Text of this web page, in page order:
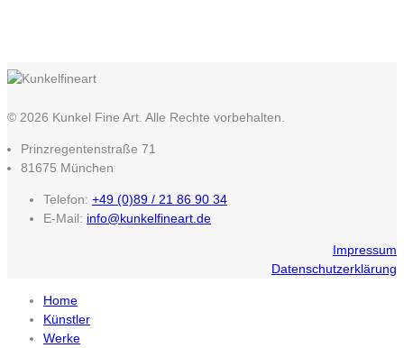
© 2026 Kunkel Fine Art. Alle Rechte vorbehalten.
Prinzregentenstraße 71
81675 München
Telefon: +49 (0)89 / 21 86 90 34
E-Mail: info@kunkelfineart.de
Impressum
Datenschutzerklärung
Home
Künstler
Werke